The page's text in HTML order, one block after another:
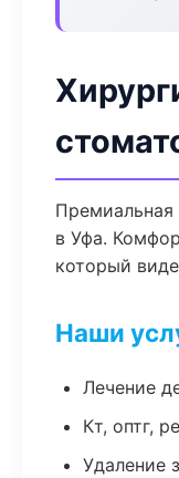
Премиальная
в Уфа.
который
Наши
Лечение
Кт, оптг,
Удаление